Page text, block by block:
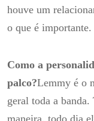
houve um
o que é importante.
Como a
palco?Lemmy é o
geral toda a banda.
maneira, todo dia